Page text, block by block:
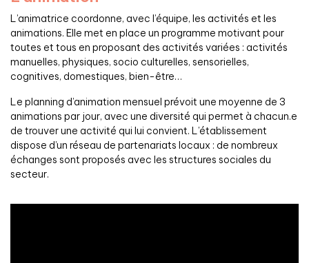
L’animatrice coordonne, avec l’équipe, les activités et les
animations. Elle met en place un programme motivant pour
toutes et tous en proposant des activités variées : activités
manuelles, physiques, socio culturelles, sensorielles,
cognitives, domestiques, bien-être…
Le planning d’animation mensuel prévoit une moyenne de 3
animations par jour, avec une diversité qui permet à chacun.e
de trouver une activité qui lui convient. L’établissement
dispose d’un réseau de partenariats locaux : de nombreux
échanges sont proposés avec les structures sociales du
secteur.